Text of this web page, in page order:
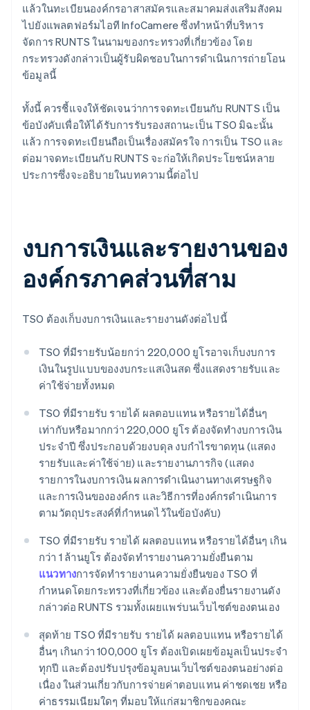
แล้วในทะเบียนองค์กรอาสาสมัครและสมาคมส่งเสริมสังคม
ไปยังแพลตฟอร์มไอที InfoCamere ซึ่งทำหน้าที่บริหาร
จัดการ RUNTS ในนามของกระทรวงที่เกี่ยวข้อง โดย
กระทรวงดังกล่าวเป็นผู้รับผิดชอบในการดำเนินการถ่ายโอน
ข้อมูลนี้
ทั้งนี้ ควรชี้แจงให้ชัดเจนว่าการจดทะเบียนกับ RUNTS เป็น
ข้อบังคับเพื่อให้ได้รับการรับรองสถานะเป็น TSO มิฉะนั้น
แล้ว การจดทะเบียนถือเป็นเรื่องสมัครใจ การเป็น TSO และ
ต่อมาจดทะเบียนกับ RUNTS จะก่อให้เกิดประโยชน์หลาย
ประการซึ่งจะอธิบายในบทความนี้ต่อไป
งบการเงินและรายงานของ
องค์กรภาคส่วนที่สาม
TSO ต้องเก็บงบการเงินและรายงานดังต่อไปนี้
TSO ที่มีรายรับน้อยกว่า 220,000 ยูโรอาจเก็บงบการ
เงินในรูปแบบของงบกระแสเงินสด ซึ่งแสดงรายรับและ
ค่าใช้จ่ายทั้งหมด
TSO ที่มีรายรับ รายได้ ผลตอบแทน หรือรายได้อื่นๆ
เท่ากับหรือมากกว่า 220,000 ยูโร ต้องจัดทำงบการเงิน
ประจำปี ซึ่งประกอบด้วยงบดุล งบกำไรขาดทุน (แสดง
รายรับและค่าใช้จ่าย) และรายงานภารกิจ (แสดง
รายการในงบการเงิน ผลการดำเนินงานทางเศรษฐกิจ
และการเงินขององค์กร และวิธีการที่องค์กรดำเนินการ
ตามวัตถุประสงค์ที่กำหนดไว้ในข้อบังคับ)
TSO ที่มีรายรับ รายได้ ผลตอบแทน หรือรายได้อื่นๆ เกิน
กว่า 1 ล้านยูโร ต้องจัดทำรายงานความยั่งยืนตาม
แนวทางการจัดทำรายงานความยั่งยืนของ TSO ที่
กำหนดโดยกระทรวงที่เกี่ยวข้อง และต้องยื่นรายงานดัง
กล่าวต่อ RUNTS รวมทั้งเผยแพร่บนเว็บไซต์ของตนเอง
สุดท้าย TSO ที่มีรายรับ รายได้ ผลตอบแทน หรือรายได้
อื่นๆ เกินกว่า 100,000 ยูโร ต้องเปิดเผยข้อมูลเป็นประจำ
ทุกปี และต้องปรับปรุงข้อมูลบนเว็บไซต์ของตนอย่างต่อ
เนื่อง ในส่วนเกี่ยวกับการจ่ายค่าตอบแทน ค่าชดเชย หรือ
ค่าธรรมเนียมใดๆ ที่มอบให้แก่สมาชิกของคณะ